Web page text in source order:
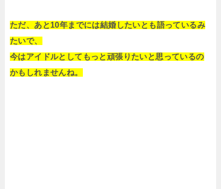
ただ、あと10年までには結婚したいとも語っているみ
たいで、
今はアイドルとしてもっと頑張りたいと思っているの
かもしれませんね。